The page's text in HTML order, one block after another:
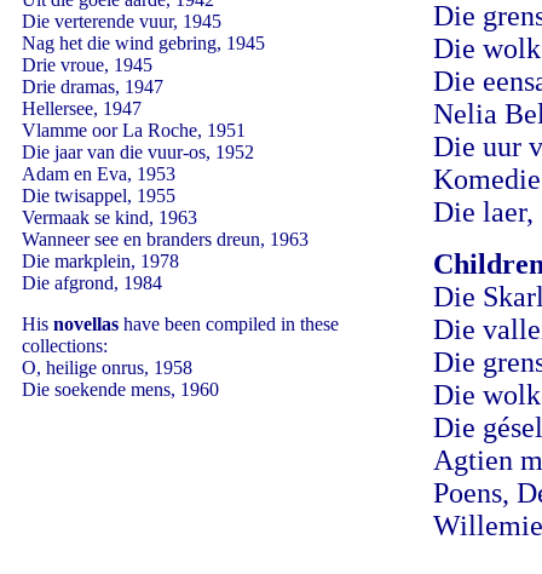
Die verterende vuur, 1945
Nag het die wind gebring, 1945
Drie vroue, 1945
Drie dramas, 1947
Hellersee, 1947
Vlamme oor La Roche, 1951
Die jaar van die vuur-os, 1952
Adam en Eva, 1953
Die twisappel, 1955
Vermaak se kind, 1963
Wanneer see en branders dreun, 1963
Die markplein, 1978
Die afgrond, 1984
His novellas have been compiled in these
collections:
O, heilige onrus, 1958
Die soekende mens, 1960
Die
Die
Die
Nelia
Die uur
Die laer,
Die
Die
Die
Die
Die
Agtien
Poens,